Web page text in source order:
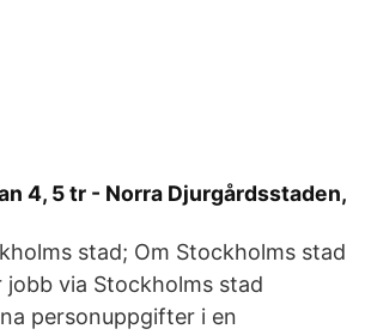
4, 5 tr - Norra Djurgårdsstaden,
stad; Om Stockholms stad
jobb via Stockholms stad
personuppgifter i en